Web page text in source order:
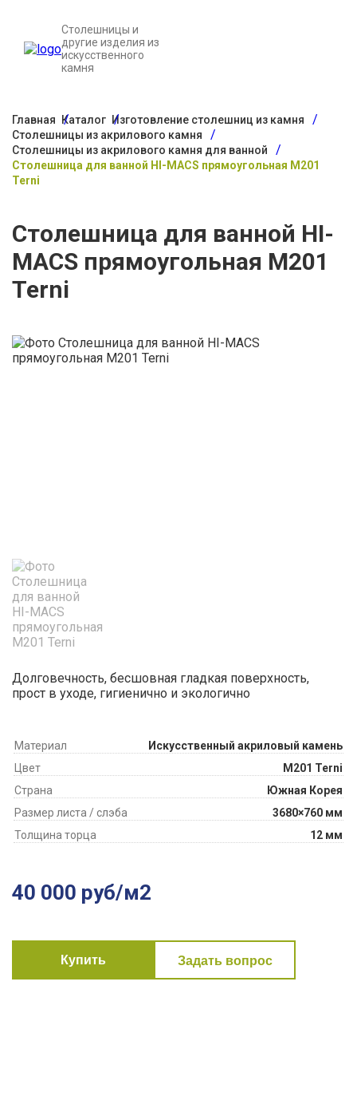
Столешницы и
другие изделия из
искусственного
камня
Главная Каталог Изготовление столешниц из камня
Столешницы из акрилового камня
Столешницы из акрилового камня для ванной
Столешница для ванной HI-MACS прямоугольная M201
Terni
Столешница для ванной HI-
MACS прямоугольная M201
Terni
Долговечность, бесшовная гладкая поверхность,
прост в уходе, гигиенично и экологично
Материал
Искусственный акриловый камень
Цвет
M201 Terni
Страна
Южная Корея
Размер листа / слэба
3680×760 мм
Толщина торца
12 мм
40 000 руб/м2
Купить Задать вопрос